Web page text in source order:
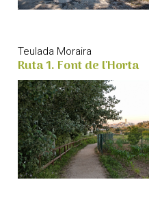
Teulada Moraira
Ruta 1. Font de l'Horta